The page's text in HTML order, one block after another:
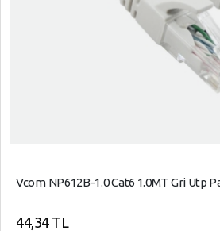
Vcom NP612B-1.0 Cat6 1.0MT Gri Utp
44,34 TL